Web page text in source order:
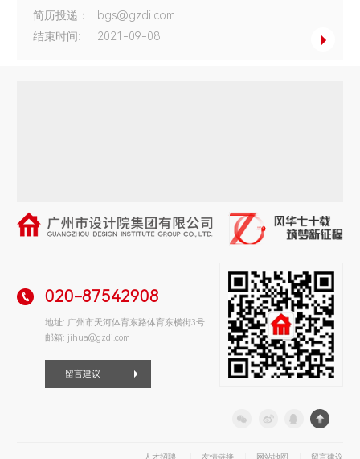
简历投递：
bgs@gzdi.com
结束时间:
2021-09-08
020-87542908
地址: 广州市天河体育东路体育东横街3号
邮箱: jihua@gzdi.com
留言建议
人才招聘 友情链接 网站地图 留言建议